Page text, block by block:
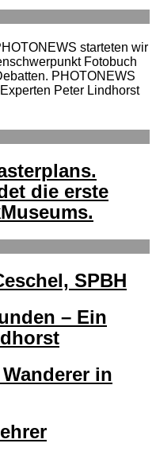
starteten wir
Fotobuch
PHOTONEWS
Peter Lindhorst
die erste
SPBH
– Ein
in